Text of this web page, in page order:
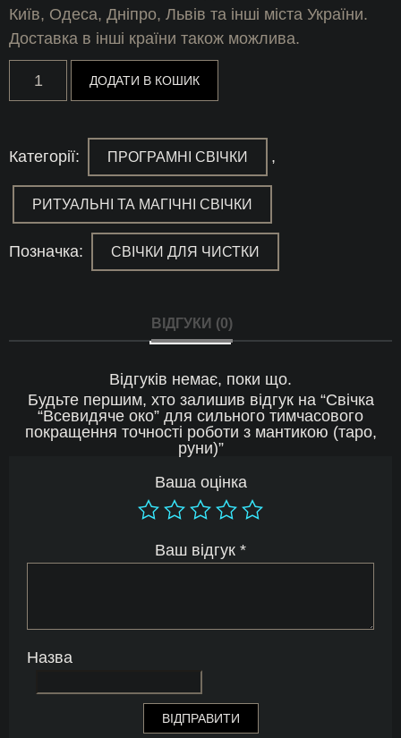
Київ, Одеса, Дніпро, Львів та інші міста України.
Доставка в інші країни також можлива.
“Всевидяче
око”
тимчасового
покращення
роботи
мантикою
(таро,
руни)
ДОДАТИ В КОШИК
Категорії: ПРОГРАМНІ СВІЧКИ ,
РИТУАЛЬНІ ТА МАГІЧНІ СВІЧКИ
Позначка: СВІЧКИ ДЛЯ ЧИСТКИ
ВІДГУКИ (0)
Відгуків немає, поки що.
Будьте першим, хто залишив відгук на “Свічка
“Всевидяче око” для сильного тимчасового
покращення точності роботи з мантикою (таро,
руни)”
Ваша оцінка
Ваш відгук *
Назва